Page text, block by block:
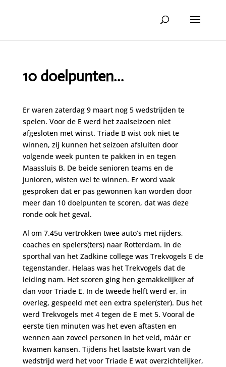
10 doelpunten…
Er waren zaterdag 9 maart nog 5 wedstrijden te
spelen. Voor de E werd het zaalseizoen niet
afgesloten met winst. Triade B wist ook niet te
winnen, zij kunnen het seizoen afsluiten door
volgende week punten te pakken in en tegen
Maassluis B. De beide senioren teams en de
junioren, wisten wel te winnen. Er word vaak
gesproken dat er pas gewonnen kan worden door
meer dan 10 doelpunten te scoren, dat was deze
ronde ook het geval.
Al om 7.45u vertrokken twee auto’s met rijders,
coaches en spelers(ters) naar Rotterdam. In de
sporthal van het Zadkine college was Trekvogels E de
tegenstander. Helaas was het Trekvogels dat de
leiding nam. Het scoren ging hen gemakkelijker af
dan voor Triade E. In de tweede helft werd er, in
overleg, gespeeld met een extra speler(ster). Dus het
werd Trekvogels met 4 tegen de E met 5. Vooral de
eerste tien minuten was het even aftasten en
wennen aan zoveel personen in het veld, máár er
kwamen kansen. Tijdens het laatste kwart van de
wedstrijd werd het voor Triade E wat overzichtelijker,